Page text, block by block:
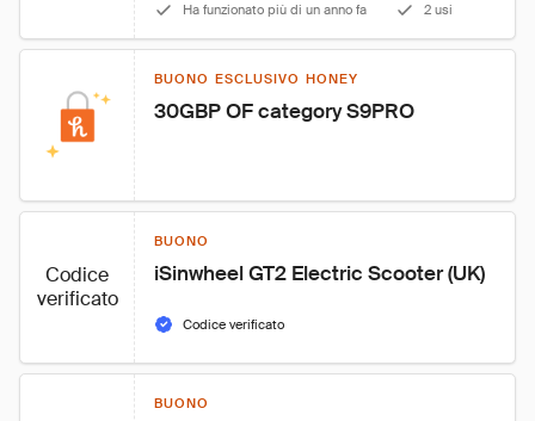
Ha funzionato più di un anno fa
2 usi
BUONO ESCLUSIVO HONEY
30GBP OF category S9PRO
Codice
verificato
BUONO
iSinwheel GT2 Electric Scooter (UK)
Codice verificato
BUONO